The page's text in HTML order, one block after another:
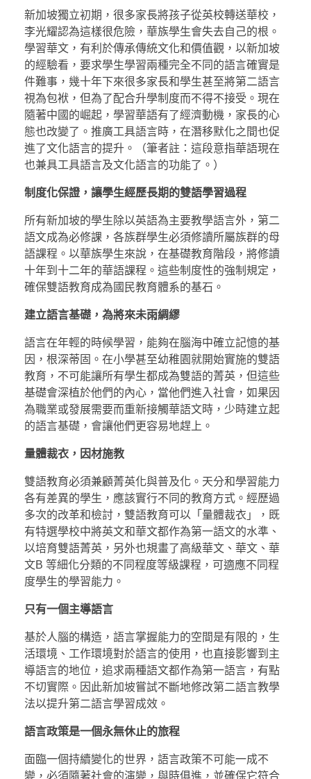
新加坡獨立初期，很多家長將孩子從英校轉送華校，
李光耀認為這樣很危險，華族學生會失去自己的根。
學習華文，有利於傳承傳統文化和價值觀，以新加坡
的經驗看，要求學生學習兩種完全不同的語言確實是
件難事，幾十年下來很多家長和學生甚至將第二語言
視為包袱，但為了配合升學制度而不得不接受。現在
隨著中國的崛起，學習華語有了經濟動機，家長的心
態也改變了。推廣工具語言時，在潛移默化之間也促
進了文化語言的提升。（筆者註：這段意指華語現在
也兼具工具語言及文化語言的功能了。）
制度化保證，讓學生經歷長期的雙語學習過程
所有新加坡的學生除以英語為主要教學語言外，第二
語文成為必修課，各族群學生必須修讀所屬族群的母
語課程。以華族學生來說，在基礎教育階段，將修讀
十年到十二年的華語課程。這些制度性的強制規定，
確保雙語教育成為國民教育體系的基石。
建立語言基礎，為將來未雨綢繆
語言在年輕的時候學習，能夠在腦海中確立記憶的基
因，根深蒂固。在小學甚至幼稚園就開始實施的雙語
教育，不可能讓所有學生都成為雙語的菁英，但這些
基礎會深植於他們的內心，當他們進入社會，如果因
為職業或發展需要而重新接觸華語文時，少時建立起
的語言基礎，會讓他們更容易地趕上。
量體裁衣，因材施教
雙語教育必須兼顧菁英化與普及化。天分和學習能力
各有差異的學生，應該實行不同的教育方式。經歷過
多次的改革和檢討，雙語教育可以「量體裁衣」，既
有特選學校中將英文和華文都作為第一語文的水準、
以培育雙語菁英，另外也規畫了高級華文、華文、華
文B 等細化分類的不同程度等級課程，可適應不同程
度學生的學習能力。
只有一個主導語言
基於人腦的構造，語言掌握能力的空間是有限的，生
活環境、工作環境對於語言的使用，也直接影響到主
導語言的地位，追求兩種語文都作為第一語言，有點
不切實際。因此新加坡嘗試不斷地修改第二語言教學
法以提升第二語言學習成效。
語言政策是一個永無休止的旅程
面臨一個持續變化的世界，語言政策不可能一成不
變，必須隨著社會的演變，與時俱進，並確保它符合